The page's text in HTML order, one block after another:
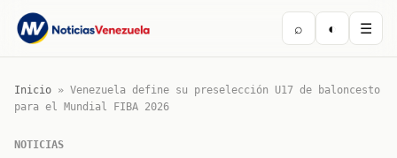
⌕ ◐ ☰
Inicio » Venezuela define su preselección U17 de baloncesto
para el Mundial FIBA 2026
NOTICIAS